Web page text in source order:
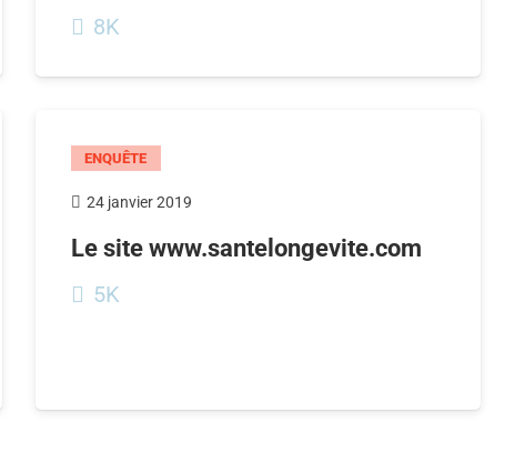
8K
ENQUÊTE
24 janvier 2019
Le site www.santelongevite.com
5K